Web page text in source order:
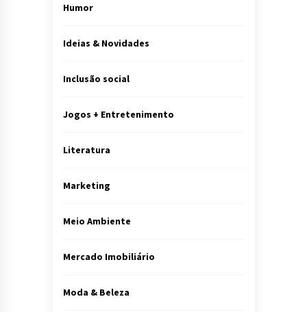
Humor
Ideias & Novidades
Inclusão social
Jogos + Entretenimento
Literatura
Marketing
Meio Ambiente
Mercado Imobiliário
Moda & Beleza